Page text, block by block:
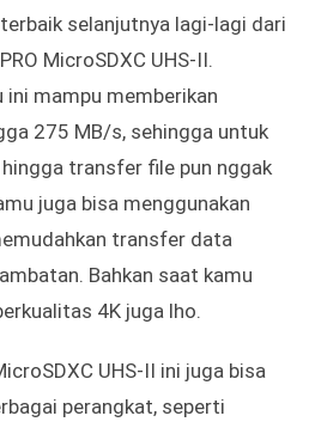
selanjutnya lagi-lagi dari
MicroSDXC UHS-II.
mampu memberikan
275 MB/s, sehingga untuk
transfer file pun nggak
juga bisa menggunakan
transfer data
Bahkan saat kamu
4K juga lho.
UHS-II ini juga bisa
perangkat, seperti